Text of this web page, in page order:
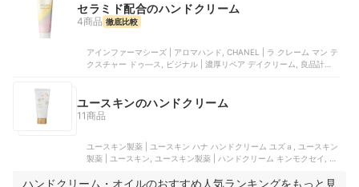
セラミド配合のハンドクリーム
4商品 徹底比較
アインファーマシーズ | アロマハンド, CHANEL | ラ クレーム マン テ
クスチャー ドゥ―ス, ビジナル | 濃厚リペア デイクリーム, 良品計画 |
ユースキンのハンドクリーム
11商品
ユースキン製薬 | ユースキン ハナ ハンドクリーム ユズａ, ユースキン
製薬 | ユースキン, ユースキン製薬 | ハンドクリーム キンモクセイ, ユ
クリーム 無香料
ハンドクリーム・オイルのおすすめ人気ランキングをもっと見